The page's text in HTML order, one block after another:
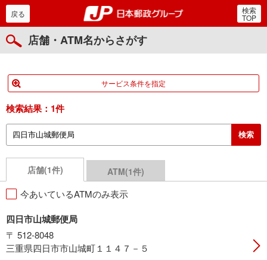
郵便局・日本郵政グルー
戻る 検索
TOP
店舗・ATM名からさがす
サービス条件を指定
検索結果： 1件
店舗(1件) ATM(1件)
今あいているATMのみ表示
四日市山城郵便局
〒 512-8048
三重県四日市市山城町１１４７－５